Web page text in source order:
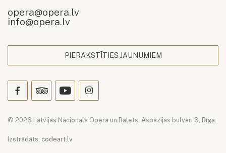
opera@opera.lv
info@opera.lv
PIERAKSTĪTIES JAUNUMIEM
© 2026 Latvijas Nacionālā Opera un Balets. Aspazijas bulvārī 3, Rīga.
Izstrādāts: codeart.lv